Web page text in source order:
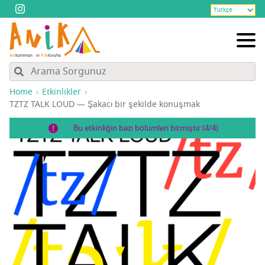
Home
Etkinlikler
TZTZ TALK LOUD — Şaka­cı bir şekil­de konuşmak
Bu etkinliğin bazı bölümleri bitmiştir (4/4)